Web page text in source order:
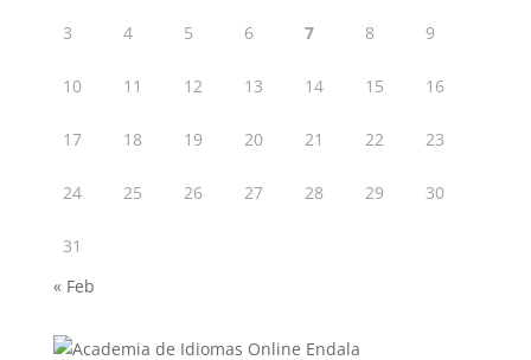
3 4 5 6 7 8 9
10 11 12 13 14 15 16
17 18 19 20 21 22 23
24 25 26 27 28 29 30
31
« Feb